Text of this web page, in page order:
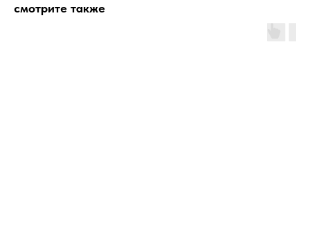
смотрите также